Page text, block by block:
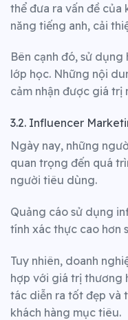
thể đưa ra vấn đề của
năng tiếng anh, cải
Bên cạnh đó, sử
lớp học. Những nội
cảm nhận được giá trị
3.2. Influencer
Ngày nay, những
quan trọng đến quá
người tiêu dùng.
Quảng cáo sử dụng
tính xác thực cao hơn
Tuy nhiên, doanh
hợp với giá trị thương
tác diễn ra tốt đẹp và
khách hàng mục tiêu.